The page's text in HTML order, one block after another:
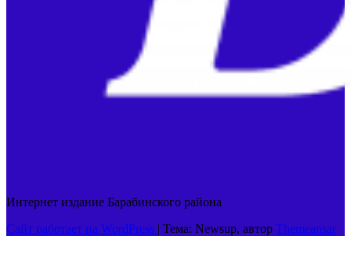
Интернет издание Барабинского района
Сайт работает на WordPress | Тема: Newsup, автор Themeansar